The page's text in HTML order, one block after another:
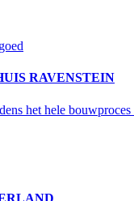
RAVENSTEIN
het hele